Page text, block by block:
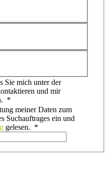
Sie mich unter der
und mir
*
meiner Daten zum
Suchauftrages ein und
gelesen. *